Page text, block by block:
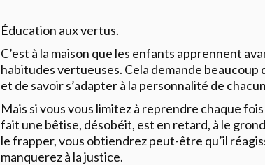
Éducation aux vertus.
C’est à la maison que les enfants apprennent
habitudes vertueuses. Cela demande beaucoup
et de savoir s’adapter à la personnalité de
Mais si vous vous limitez à reprendre chaque
fait une bêtise, désobéit, est en retard, à le
le frapper, vous obtiendrez peut-être qu’il
manquerez à la justice.